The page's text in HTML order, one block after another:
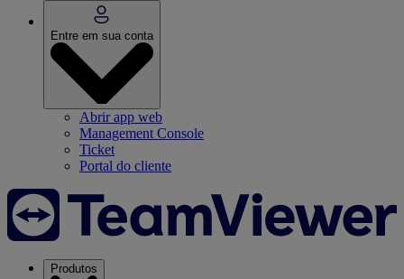
Entre em sua conta
Abrir app web
Management Console
Ticket
Portal do cliente
Produtos